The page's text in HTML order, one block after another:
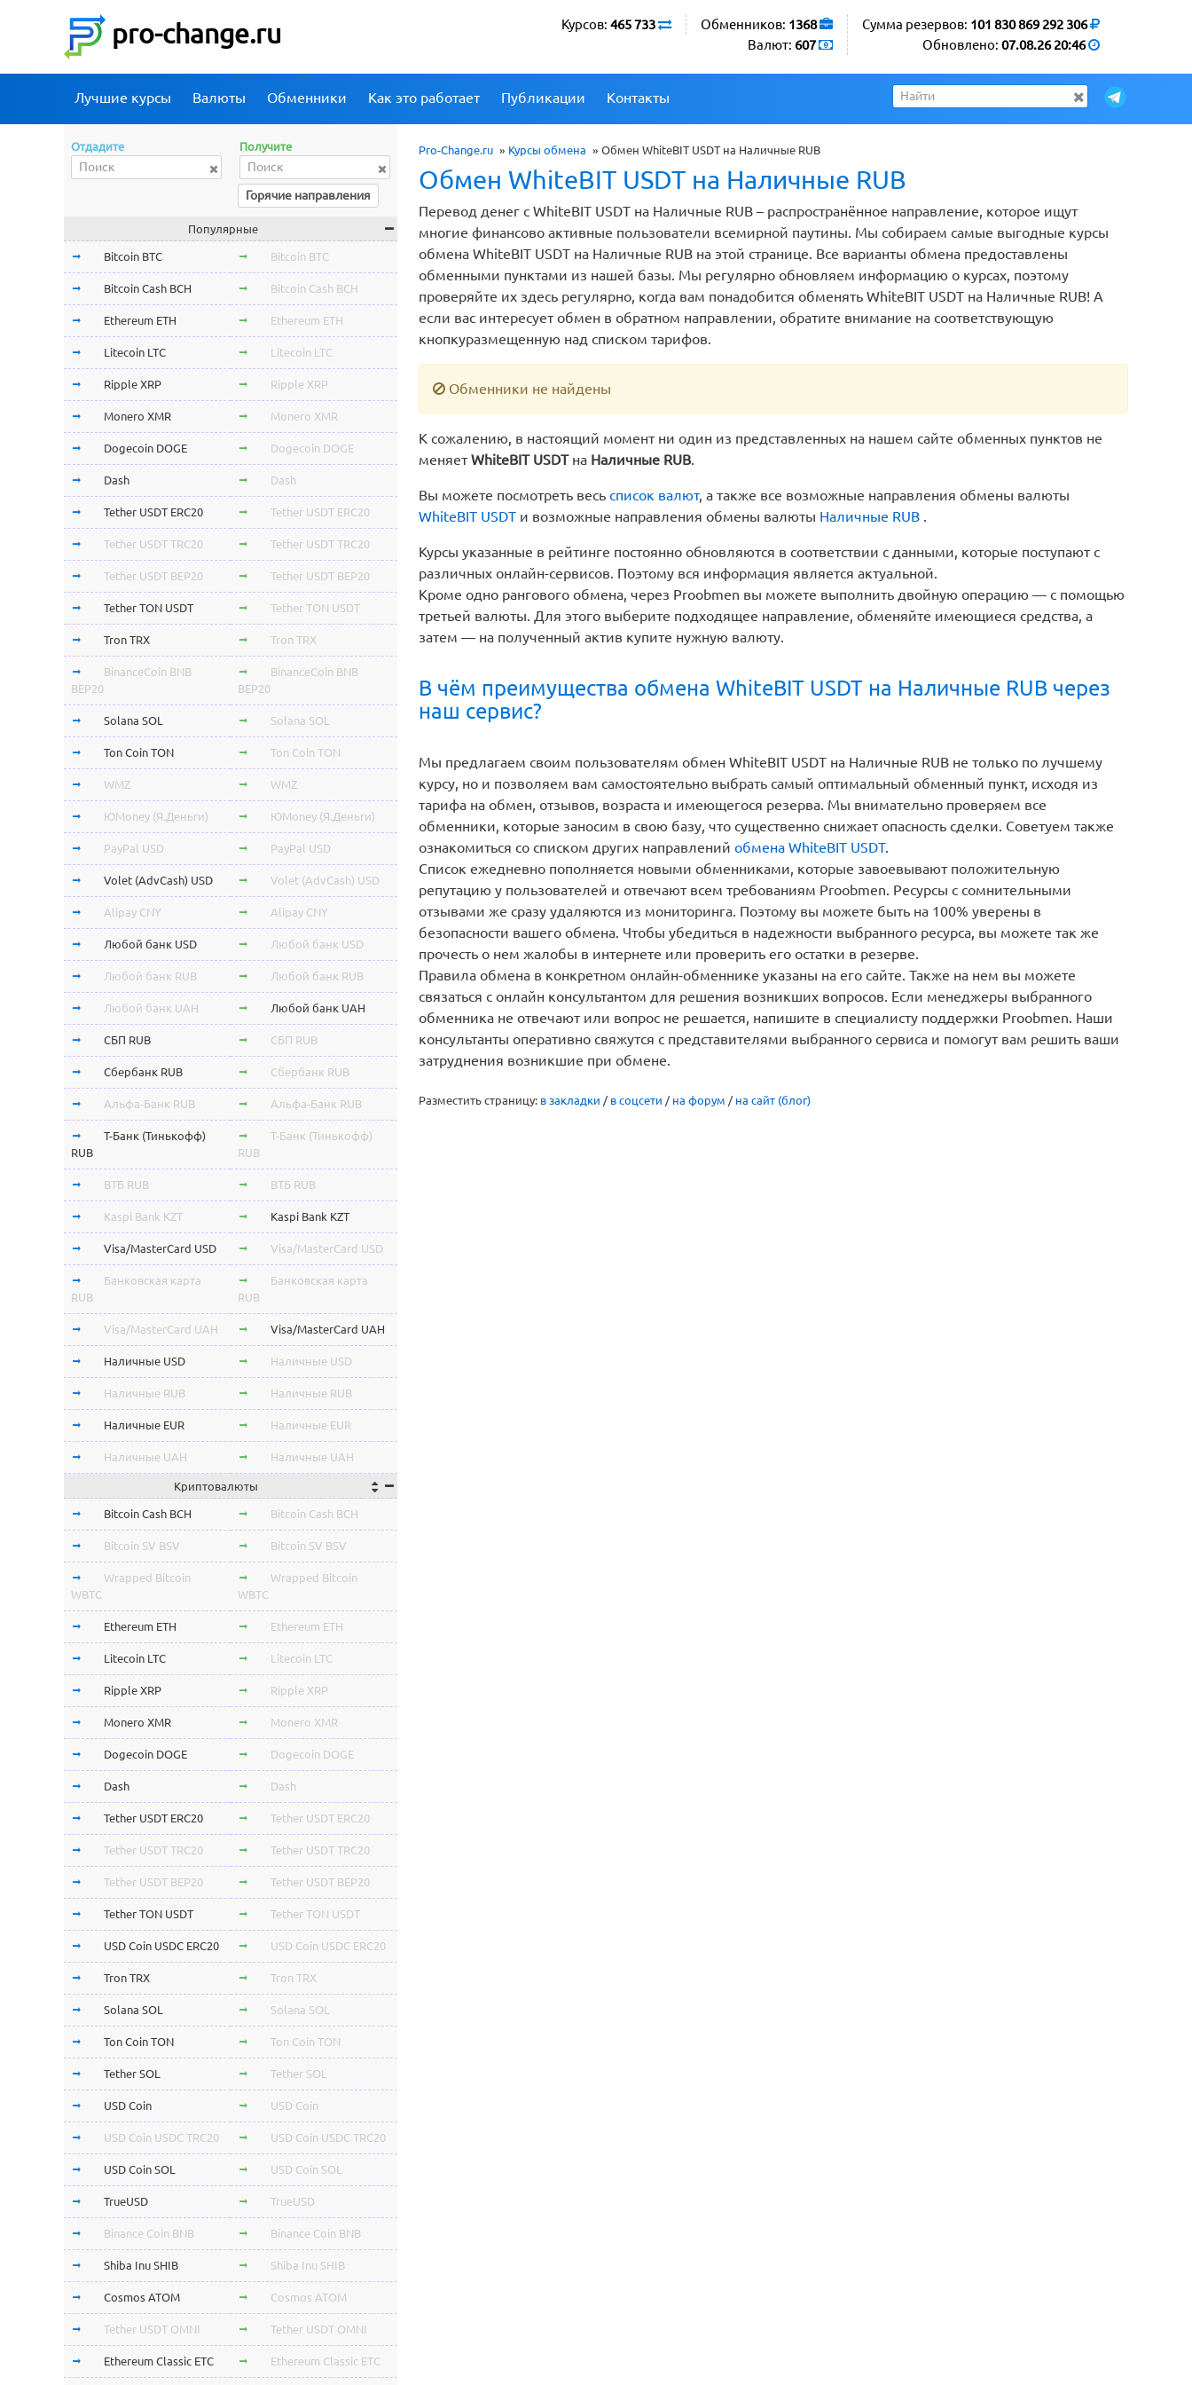
pro-change.ru Сумма резервов: 101 830 869 292 306
Обновлено: 07.08.26 20:46
Обменников: 1368
Валют: 607
Курсов: 465 733
Лучшие курсы Валюты Обменники Как это работает Публикации Контакты
Pro-Change.ru » Курсы обмена » Обмен WhiteBIT USDT на Наличные RUB
Обмен WhiteBIT USDT на Наличные RUB
Перевод денег с WhiteBIT USDT на Наличные RUB – распространённое направление, которое ищут
многие финансово активные пользователи всемирной паутины. Мы собираем самые выгодные курсы
обмена WhiteBIT USDT на Наличные RUB на этой странице. Все варианты обмена предоставлены
обменными пунктами из нашей базы. Мы регулярно обновляем информацию о курсах, поэтому
проверяйте их здесь регулярно, когда вам понадобится обменять WhiteBIT USDT на Наличные RUB! А
если вас интересует обмен в обратном направлении, обратите внимание на соответствующую
кнопкуразмещенную над списком тарифов.
Обменники не найдены
К сожалению, в настоящий момент ни один из представленных на нашем сайте обменных пунктов не
меняетWhiteBIT USDTна Наличные RUB.
Вы можете посмотреть весь список валют, а также все возможные направления обмены валюты
WhiteBIT USDT и возможные направления обмены валюты Наличные RUB .
Курсы указанные в рейтинге постоянно обновляются в соответствии с данными, которые поступают с
различных онлайн-сервисов. Поэтому вся информация является актуальной.
Кроме одно рангового обмена, через Proobmen вы можете выполнить двойную операцию — с помощью
третьей валюты. Для этого выберите подходящее направление, обменяйте имеющиеся средства, а
затем — на полученный актив купите нужную валюту.
В чём преимущества обмена WhiteBIT USDT на Наличные RUB через
наш сервис?
Мы предлагаем своим пользователям обмен WhiteBIT USDT на Наличные RUB не только по лучшему
курсу, но и позволяем вам самостоятельно выбрать самый оптимальный обменный пункт, исходя из
тарифа на обмен, отзывов, возраста и имеющегося резерва. Мы внимательно проверяем все
обменники, которые заносим в свою базу, что существенно снижает опасность сделки. Советуем также
ознакомиться со списком других направлений обмена WhiteBIT USDT.
Список ежедневно пополняется новыми обменниками, которые завоевывают положительную
репутацию у пользователей и отвечают всем требованиям Proobmen. Ресурсы с сомнительными
отзывами же сразу удаляются из мониторинга. Поэтому вы можете быть на 100% уверены в
безопасности вашего обмена. Чтобы убедиться в надежности выбранного ресурса, вы можете так же
прочесть о нем жалобы в интернете или проверить его остатки в резерве.
Правила обмена в конкретном онлайн-обменнике указаны на его сайте. Также на нем вы можете
связаться с онлайн консультантом для решения возникших вопросов. Если менеджеры выбранного
обменника не отвечают или вопрос не решается, напишите в специалисту поддержки Proobmen. Наши
консультанты оперативно свяжутся с представителями выбранного сервиса и помогут вам решить ваши
затруднения возникшие при обмене.
Разместить страницу: в закладки / в соцсети / на форум / на сайт (блог)
Отдадите Получите
Горячие направления
Популярные
Bitcoin BTC Bitcoin BTC
Bitcoin Cash BCH Bitcoin Cash BCH
Ethereum ETH Ethereum ETH
Litecoin LTC Litecoin LTC
Ripple XRP Ripple XRP
Monero XMR Monero XMR
Dogecoin DOGE Dogecoin DOGE
Dash Dash
Tether USDT ERC20 Tether USDT ERC20
Tether USDT TRC20 Tether USDT TRC20
Tether USDT BEP20 Tether USDT BEP20
Tether TON USDT Tether TON USDT
Tron TRX Tron TRX
BinanceCoin BNB
BEP20
BinanceCoin BNB
BEP20
Solana SOL Solana SOL
Ton Coin TON Ton Coin TON
WMZ WMZ
ЮMoney (Я.Деньги) ЮMoney (Я.Деньги)
PayPal USD PayPal USD
Volet (AdvCash) USD Volet (AdvCash) USD
Alipay CNY Alipay CNY
Любой банк USD Любой банк USD
Любой банк RUB Любой банк RUB
Любой банк UAH Любой банк UAH
СБП RUB СБП RUB
Сбербанк RUB Сбербанк RUB
Альфа-Банк RUB Альфа-Банк RUB
Т-Банк (Тинькофф)
RUB
Т-Банк (Тинькофф)
RUB
ВТБ RUB ВТБ RUB
Kaspi Bank KZT Kaspi Bank KZT
Visa/MasterCard USD Visa/MasterCard USD
Банковская карта
RUB
Банковская карта
RUB
Visa/MasterCard UAH Visa/MasterCard UAH
Наличные USD Наличные USD
Наличные RUB Наличные RUB
Наличные EUR Наличные EUR
Наличные UAH Наличные UAH
Криптовалюты
Bitcoin Cash BCH Bitcoin Cash BCH
Bitcoin SV BSV Bitcoin SV BSV
Wrapped Bitcoin
WBTC
Wrapped Bitcoin
WBTC
Ethereum ETH Ethereum ETH
Litecoin LTC Litecoin LTC
Ripple XRP Ripple XRP
Monero XMR Monero XMR
Dogecoin DOGE Dogecoin DOGE
Dash Dash
Tether USDT ERC20 Tether USDT ERC20
Tether USDT TRC20 Tether USDT TRC20
Tether USDT BEP20 Tether USDT BEP20
Tether TON USDT Tether TON USDT
USD Coin USDC ERC20 USD Coin USDC ERC20
Tron TRX Tron TRX
Solana SOL Solana SOL
Ton Coin TON Ton Coin TON
Tether SOL Tether SOL
USD Coin USD Coin
USD Coin USDC TRC20 USD Coin USDC TRC20
USD Coin SOL USD Coin SOL
TrueUSD TrueUSD
Binance Coin BNB Binance Coin BNB
Shiba Inu SHIB Shiba Inu SHIB
Cosmos ATOM Cosmos ATOM
Tether USDT OMNI Tether USDT OMNI
Ethereum Classic ETC Ethereum Classic ETC